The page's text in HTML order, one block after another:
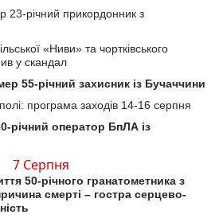
23-річний прикордонник з
«Ниви» та чортківського
у скандал
55-річний захисник із Бучаччини
програма заходів 14-16 серпня
річний оператор БпЛА із
7 Серпня
50-річного гранатометника з
смерті – гостра серцево-